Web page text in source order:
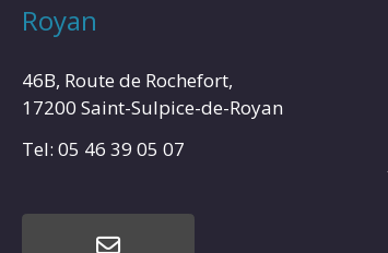
Royan
46B, Route de Rochefort,
17200 Saint-Sulpice-de-Royan
Tel: 05 46 39 05 07